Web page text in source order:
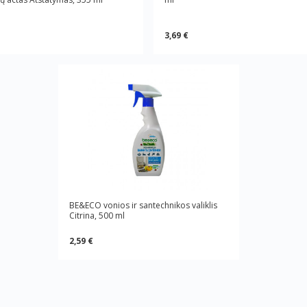
3,69 €
BE&ECO vonios ir santechnikos valiklis
Citrina, 500 ml
2,59 €